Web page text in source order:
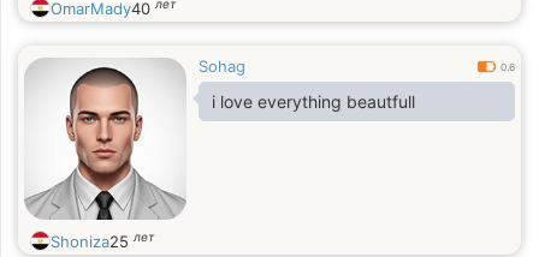
OmarMady40 лет
Sohag 0.6
i love everything beautfull
Shoniza25 лет